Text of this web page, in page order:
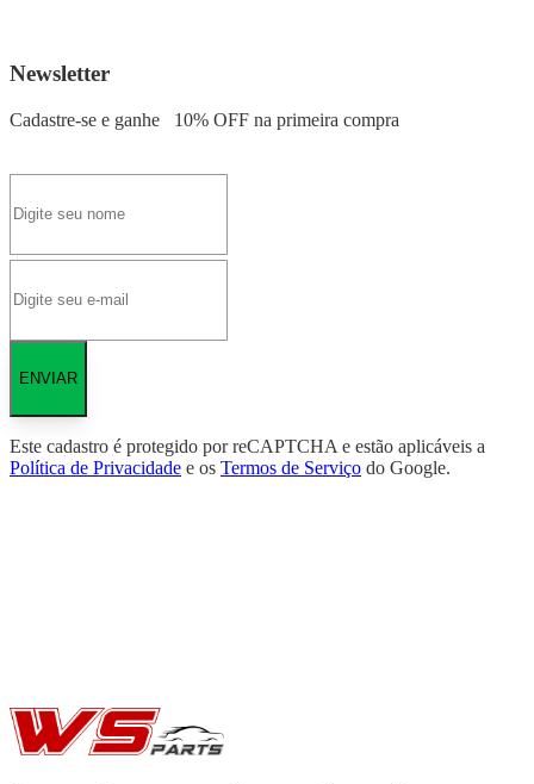
Newsletter
Cadastre-se e ganhe 10% OFF na primeira compra
ENVIAR
Este cadastro é protegido por reCAPTCHA e estão aplicáveis a
Política de Privacidade e os Termos de Serviço do Google.